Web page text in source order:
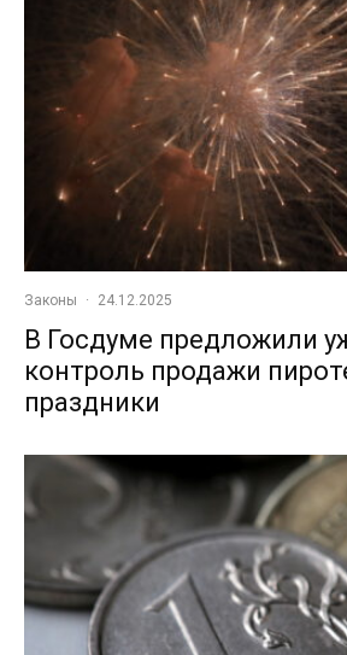
Законы · 24.12.2025
В Госдуме предложили
контроль продажи
праздники